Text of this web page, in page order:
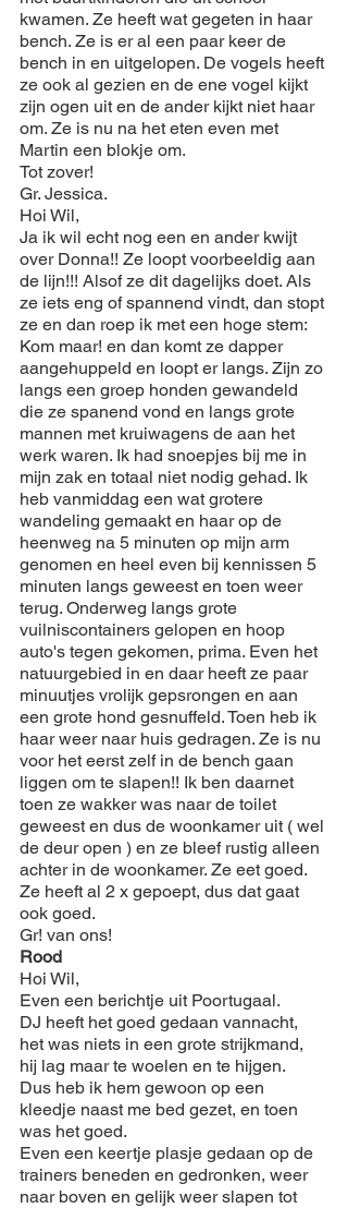
kwamen. Ze heeft wat gegeten in haar
bench. Ze is er al een paar keer de
bench in en uitgelopen. De vogels heeft
ze ook al gezien en de ene vogel kijkt
zijn ogen uit en de ander kijkt niet haar
om. Ze is nu na het eten even met
Martin een blokje om.
Tot zover!
Gr. Jessica.
Hoi Wil,
Ja ik wil echt nog een en ander kwijt
over Donna!! Ze loopt voorbeeldig aan
de lijn!!! Alsof ze dit dagelijks doet. Als
ze iets eng of spannend vindt, dan stopt
ze en dan roep ik met een hoge stem:
Kom maar! en dan komt ze dapper
aangehuppeld en loopt er langs. Zijn zo
langs een groep honden gewandeld
die ze spanend vond en langs grote
mannen met kruiwagens de aan het
werk waren. Ik had snoepjes bij me in
mijn zak en totaal niet nodig gehad. Ik
heb vanmiddag een wat grotere
wandeling gemaakt en haar op de
heenweg na 5 minuten op mijn arm
genomen en heel even bij kennissen 5
minuten langs geweest en toen weer
terug. Onderweg langs grote
vuilniscontainers gelopen en hoop
auto's tegen gekomen, prima. Even het
natuurgebied in en daar heeft ze paar
minuutjes vrolijk gepsrongen en aan
een grote hond gesnuffeld. Toen heb ik
haar weer naar huis gedragen. Ze is nu
voor het eerst zelf in de bench gaan
liggen om te slapen!! Ik ben daarnet
toen ze wakker was naar de toilet
geweest en dus de woonkamer uit ( wel
de deur open ) en ze bleef rustig alleen
achter in de woonkamer. Ze eet goed.
Ze heeft al 2 x gepoept, dus dat gaat
ook goed.
Gr! van ons!
Rood
Hoi Wil,
Even een berichtje uit Poortugaal.
DJ heeft het goed gedaan vannacht,
het was niets in een grote strijkmand,
hij lag maar te woelen en te hijgen.
Dus heb ik hem gewoon op een
kleedje naast me bed gezet, en toen
was het goed.
Even een keertje plasje gedaan op de
trainers beneden en gedronken, weer
naar boven en gelijk weer slapen tot